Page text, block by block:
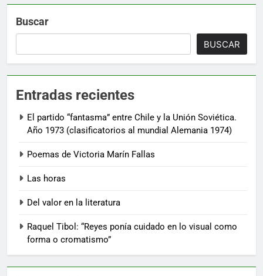
Buscar
BUSCAR
Entradas recientes
El partido “fantasma” entre Chile y la Unión Soviética.
Año 1973 (clasificatorios al mundial Alemania 1974)
Poemas de Victoria Marín Fallas
Las horas
Del valor en la literatura
Raquel Tibol: “Reyes ponía cuidado en lo visual como
forma o cromatismo”